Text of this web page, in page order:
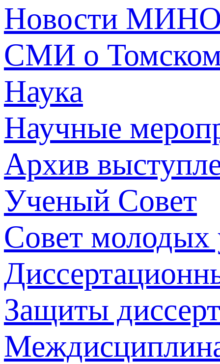
Новости
СМИ о
Наука
Научные
Архив
Ученый Совет
Совет молодых
Защиты